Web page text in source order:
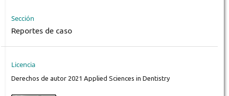
Sección
Reportes de caso
Licencia
Derechos de autor 2021 Applied Sciences in Dentistry